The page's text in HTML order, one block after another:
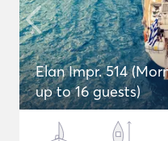
Elan Impr. 514
up to 16 guests)